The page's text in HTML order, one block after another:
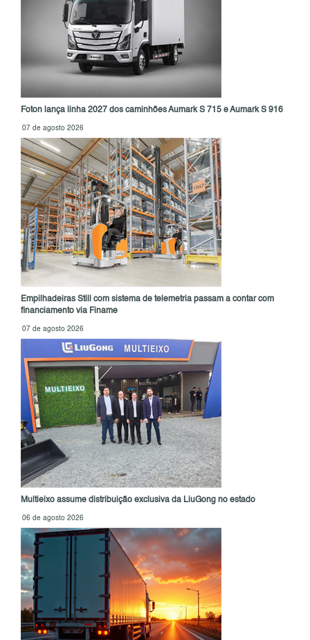
Foton lança linha 2027 dos caminhões Aumark S 715 e Aumark S 916
07 de agosto 2026
Empilhadeiras Still com sistema de telemetria passam a contar com
financiamento via Finame
07 de agosto 2026
Multieixo assume distribuição exclusiva da LiuGong no estado
06 de agosto 2026